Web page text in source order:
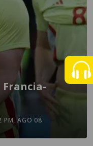
PM, AGO 08